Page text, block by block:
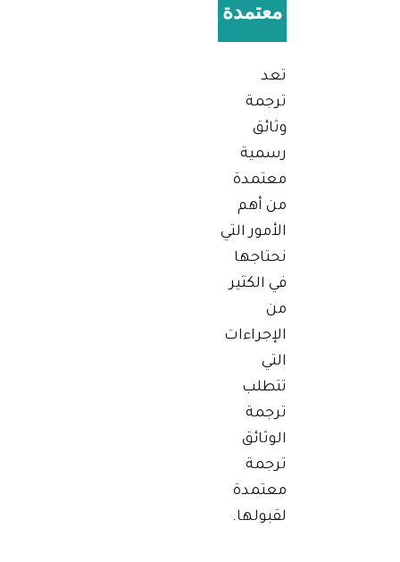
معتمدة
تعد
ترجمة
وثائق
رسمية
معتمدة
من أهم
الأمور التي
نحتاجها
في الكثير
من
الإجراءات
التي
تتطلب
ترجمة
الوثائق
ترجمة
معتمدة
لقبولها.